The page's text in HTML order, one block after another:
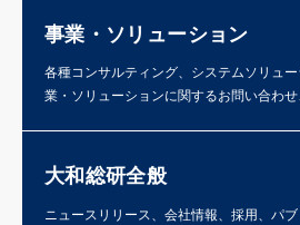
事業・ソリューション
各種コンサルティング、システムソリュ
業・ソリューションに関するお問い合わ
大和総研全般
ニュースリリース、会社情報、採用、パ